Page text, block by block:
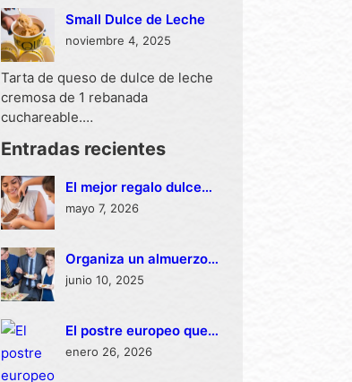
Small Dulce de Leche
noviembre 4, 2025
Tarta de queso de dulce de leche
cremosa de 1 rebanada
cuchareable.…
Entradas recientes
El mejor regalo dulce
para el Día de las
mayo 7, 2026
Organiza un almuerzo
corporativo con éxito:
dejarán huella
junio 10, 2025
El postre europeo que
fue adoptado por los
enero 26, 2026